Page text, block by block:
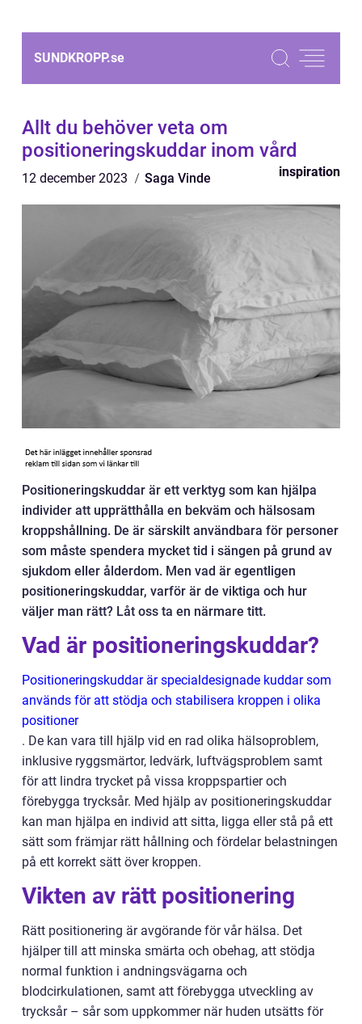
SUNDKROPP.se
Allt du behöver veta om
positioneringskuddar inom vård
12 december 2023 Saga Vinde inspiration
Positioneringskuddar är ett verktyg som kan hjälpa
individer att upprätthålla en bekväm och hälsosam
kroppshållning. De är särskilt användbara för personer
som måste spendera mycket tid i sängen på grund av
sjukdom eller ålderdom. Men vad är egentligen
positioneringskuddar, varför är de viktiga och hur
väljer man rätt? Låt oss ta en närmare titt.
Vad är positioneringskuddar?
Positioneringskuddar är specialdesignade kuddar som
används för att stödja och stabilisera kroppen i olika
positioner
. De kan vara till hjälp vid en rad olika hälsoproblem,
inklusive ryggsmärtor, ledvärk, luftvägsproblem samt
för att lindra trycket på vissa kroppspartier och
förebygga trycksår. Med hjälp av positioneringskuddar
kan man hjälpa en individ att sitta, ligga eller stå på ett
sätt som främjar rätt hållning och fördelar belastningen
på ett korrekt sätt över kroppen.
Vikten av rätt positionering
Rätt positionering är avgörande för vår hälsa. Det
hjälper till att minska smärta och obehag, att stödja
normal funktion i andningsvägarna och
blodcirkulationen, samt att förebygga utveckling av
trycksår – sår som uppkommer när huden utsätts för